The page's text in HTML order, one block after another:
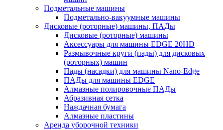
Подметальные машины
Подметально-вакуумные машины
Дисковые (роторные) машины, ПАДы
Дисковые (роторные) машины
Аксессуары для машины EDGE 20HD
Размывочные круги (пады) для дисковых
(роторных) машин
Пады (насадки) для машины Nano-Edge
ПАДы для машины EDGE
Алмазные полировочные ПАДы
Абразивная сетка
Наждачная бумага
Алмазные пластины
Аренда уборочной техники